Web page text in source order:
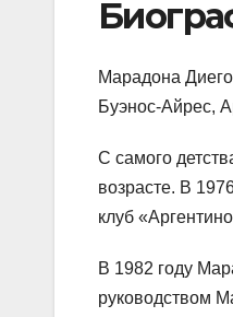
Марадона
Буэнос-Айрес,
С самого
возрасте. В
клуб
В 1982 году
руководством